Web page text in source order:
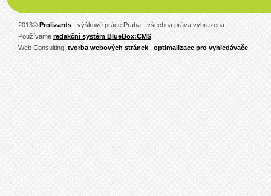
2013© Prolizards - výškové práce Praha - všechna práva vyhrazena
Používámeredakční systém BlueBox:CMS
Web Consulting: tvorba webových stránek | optimalizace pro vyhledávače